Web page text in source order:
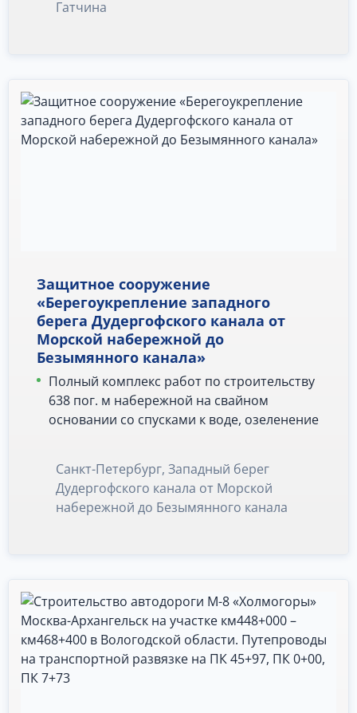
Гатчина
Защитное сооружение
«Берегоукрепление западного
берега Дудергофского канала от
Морской набережной до
Безымянного канала»
Полный комплекс работ по строительству
638 пог. м набережной на свайном
основании со спусками к воде, озеленение
Санкт-Петербург, Западный берег
Дудергофского канала от Морской
набережной до Безымянного канала